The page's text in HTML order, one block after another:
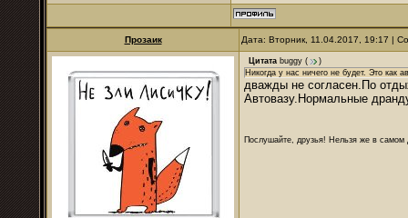
Прозаик Дата: Вторник, 11.04.2017, 19:17 |
Цитата buggy (
)
Никогда у нас ничего не будет. Это как
дважды не согласен.По
Автовазу.Нормальные
Послушайте, друзья! Нельзя же в самом